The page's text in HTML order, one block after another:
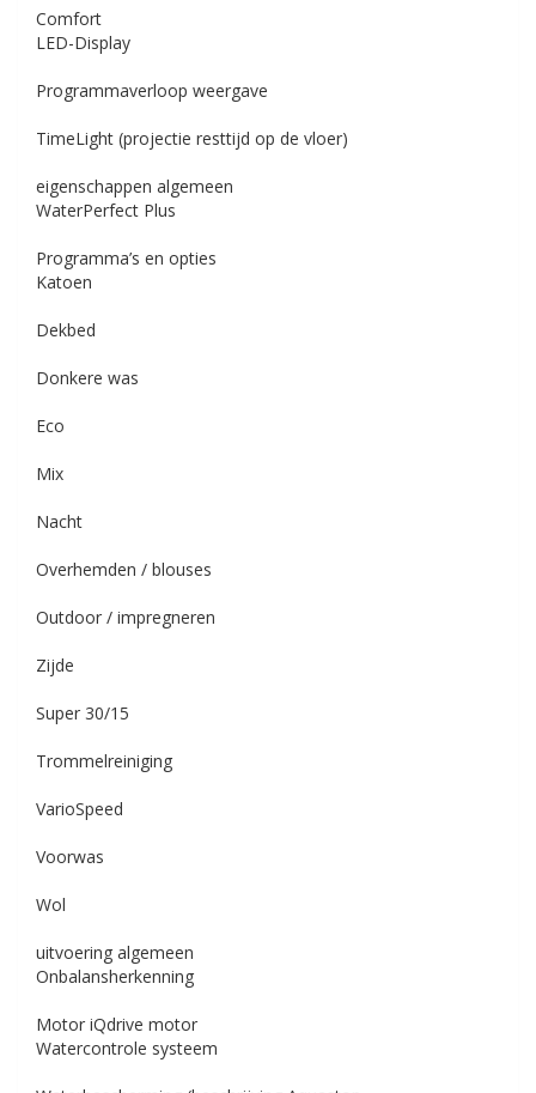
Comfort
LED-Display
Programmaverloop weergave
TimeLight (projectie resttijd op de vloer)
eigenschappen algemeen
WaterPerfect Plus
Programma’s en opties
Katoen
Dekbed
Donkere was
Eco
Mix
Nacht
Overhemden / blouses
Outdoor / impregneren
Zijde
Super 30/15
Trommelreiniging
VarioSpeed
Voorwas
Wol
uitvoering algemeen
Onbalansherkenning
Motor iQdrive motor
Watercontrole systeem